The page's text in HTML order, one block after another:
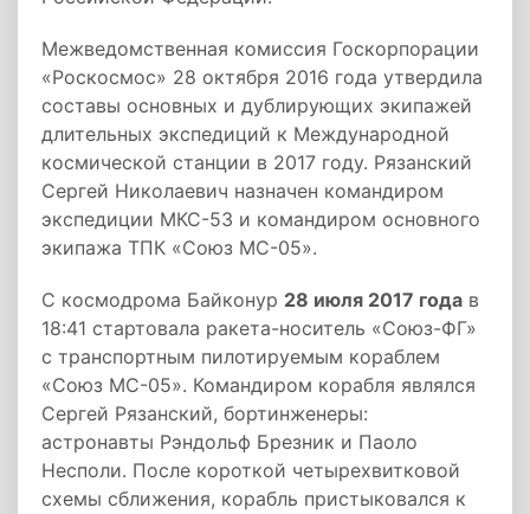
Межведомственная комиссия Госкорпорации
«Роскосмос» 28 октября 2016 года утвердила
составы основных и дублирующих экипажей
длительных экспедиций к Международной
космической станции в 2017 году. Рязанский
Сергей Николаевич назначен командиром
экспедиции МКС-53 и командиром основного
экипажа ТПК «Союз МС-05».
С космодрома Байконур 28 июля 2017 года в
18:41 стартовала ракета-носитель «Союз-ФГ»
с транспортным пилотируемым кораблем
«Союз МС-05». Командиром корабля являлся
Сергей Рязанский, бортинженеры:
астронавты Рэндольф Брезник и Паоло
Несполи. После короткой четырехвитковой
схемы сближения, корабль пристыковался к